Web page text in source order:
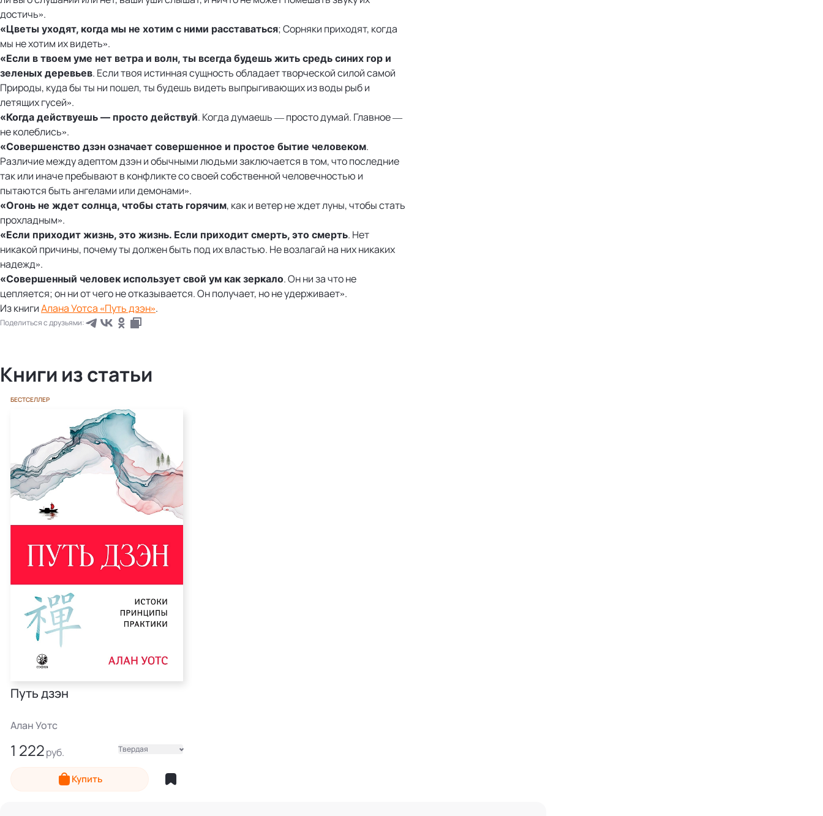
достичь».
«Цветы уходят, когда мы не хотим с ними расставаться; Сорняки приходят, когда
мы не хотим их видеть».
«Если в твоем уме нет ветра и волн, ты всегда будешь жить средь синих гор и
зеленых деревьев. Если твоя истинная сущность обладает творческой силой самой
Природы, куда бы ты ни пошел, ты будешь видеть выпрыгивающих из воды рыб и
летящих гусей».
«Когда действуешь — просто действуй. Когда думаешь — просто думай. Главное —
не колеблись».
«Совершенство дзэн означает совершенное и простое бытие человеком.
Различие между адептом дзэн и обычными людьми заключается в том, что последние
так или иначе пребывают в конфликте со своей собственной человечностью и
пытаются быть ангелами или демонами».
«Огонь не ждет солнца, чтобы стать горячим, как и ветер не ждет луны, чтобы стать
прохладным».
«Если приходит жизнь, это жизнь. Если приходит смерть, это смерть. Нет
никакой причины, почему ты должен быть под их властью. Не возлагай на них никаких
надежд».
«Совершенный человек использует свой ум как зеркало. Он ни за что не
цепляется; он ни от чего не отказывается. Он получает, но не удерживает».
Из книгиАлана Уотса «Путь дзэн».
Поделиться с друзьями:
Книги из статьи
БЕСТСЕЛЛЕР
Путь дзэн
Алан Уотс
1 222 Твердая
Электронная
Купить